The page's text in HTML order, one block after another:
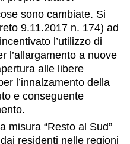
sono cambiate. Si
9.11.2017 n. 174) ad
l’utilizzo di
l’allargamento a nuove
alle libere
l’innalzamento della
e conseguente
misura “Resto al Sud”
residenti nelle regioni